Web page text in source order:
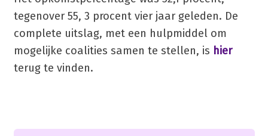
tegenover 55, 3 procent vier jaar geleden. De
complete uitslag, met een hulpmiddel om
mogelijke coalities samen te stellen, is hier
terug te vinden.